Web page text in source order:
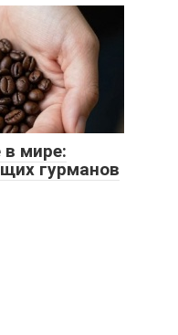
мире:
гурманов